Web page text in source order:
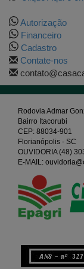
Autorização
Financeiro
Cadastro
Contate-nos
Rodovia Admar
Bairro Itacorubi
CEP: 88034-901
Florianópolis - SC
OUVIDORIA (48)
E-MAIL: